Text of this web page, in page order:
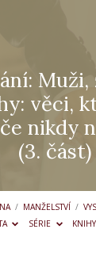
Muži,
věci,
nikdy
(3. část)
/ MANŽELSTVÍ /
SÉRIE KNIHY